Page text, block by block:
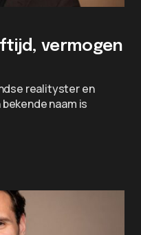
vermogen
realityster en
naam is